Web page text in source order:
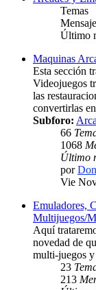
Temas
Último
Maquinas
Esta sección
Videojuegos
las
convertirlas
Subforo:
66
1068
Último
por
Vie
Emuladores,
Multijuegos/
Aquí
novedad de
multi-juegos y
23
213